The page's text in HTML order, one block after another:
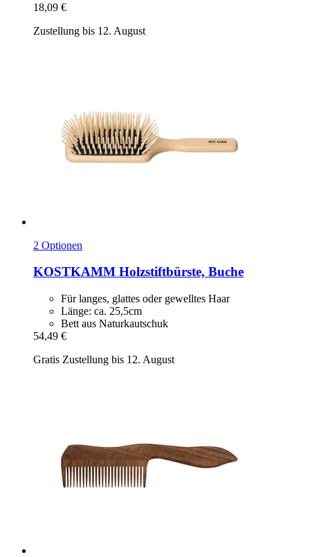
18,09 €
Zustellung bis 12. August
2 Optionen
KOSTKAMM Holzstiftbürste, Buche
Für langes, glattes oder gewelltes Haar
Länge: ca. 25,5cm
Bett aus Naturkautschuk
54,49 €
Gratis Zustellung bis 12. August